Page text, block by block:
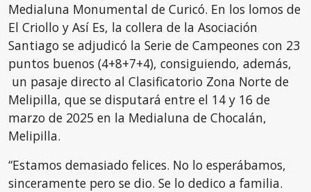
Medialuna Monumental de Curicó. En los lomos de
El Criollo y Así Es, la collera de la Asociación
Santiago se adjudicó la Serie de Campeones con 23
puntos buenos (4+8+7+4), consiguiendo, además,
un pasaje directo al Clasificatorio Zona Norte de
Melipilla, que se disputará entre el 14 y 16 de
marzo de 2025 en la Medialuna de Chocalán,
Melipilla.
“Estamos demasiado felices. No lo esperábamos,
sinceramente pero se dio. Se lo dedico a familia.